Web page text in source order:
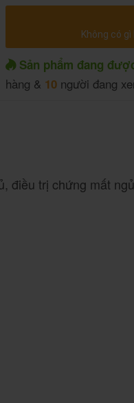
Không có
Sản phẩm đang
hàng & 10 người đang
điều trị chứng mất